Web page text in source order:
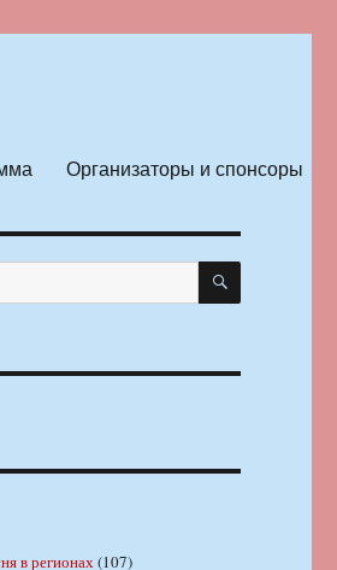
Организаторы и спонсоры
ПОИСК
в регионах(107)